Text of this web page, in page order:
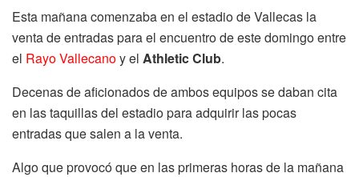
Esta mañana comenzaba en el estadio de Vallecas la
venta de entradas para el encuentro de este domingo entre
el Rayo Vallecanoy el Athletic Club.
Decenas de aficionados de ambos equipos se daban cita
en las taquillas del estadio para adquirir las pocas
entradas que salen a la venta.
Algo que provocó que en las primeras horas de la mañana